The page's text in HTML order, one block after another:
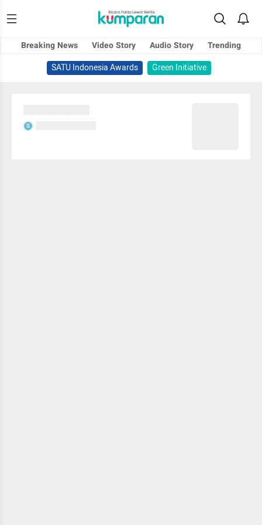
Breaking News Video Story Audio Story
Trending
SATU Indonesia Awards
Green Initiative
S